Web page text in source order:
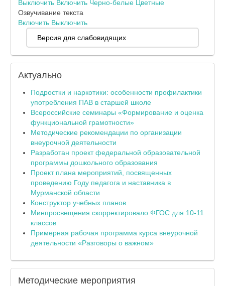
Выключить Включить Черно-белые Цветные
Озвучивание текста
Включить Выключить
Версия для слабовидящих
Актуально
Подростки и наркотики: особенности профилактики
употребления ПАВ в старшей школе
Всероссийские семинары «Формирование и оценка
функциональной грамотности»
Методические рекомендации по организации
внеурочной деятельности
Разработан проект федеральной образовательной
программы дошкольного образования
Проект плана мероприятий, посвященных
проведению Году педагога и наставника в
Мурманской области
Конструктор учебных планов
Минпросвещения скорректировало ФГОС для 10-11
классов
Примерная рабочая программа курса внеурочной
деятельности «Разговоры о важном»
Методические мероприятия